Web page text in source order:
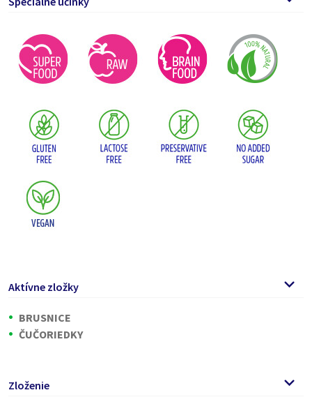
Aktívne zložky
BRUSNICE
ČUČORIEDKY
Zloženie